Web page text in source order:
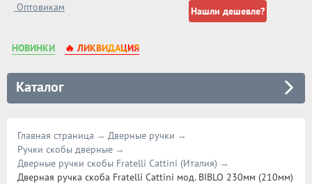
Оптовикам
Нашли дешевле?
НОВИНКИ 🔥 ЛИКВИДАЦИЯ
Каталог
Главная страница
Дверные ручки
Ручки скобы дверные
Дверные ручки скобы Fratelli Cattini (Италия)
Дверная ручка скоба Fratelli Cattini мод. BIBLO 230мм (210мм)